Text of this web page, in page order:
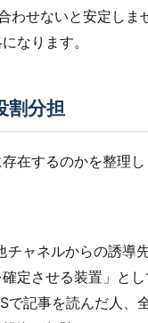
せないと安定しま
なります。
割分担
在するのかを整理し
チャネルからの誘導
定させる装置」と
記事を読んだ人、